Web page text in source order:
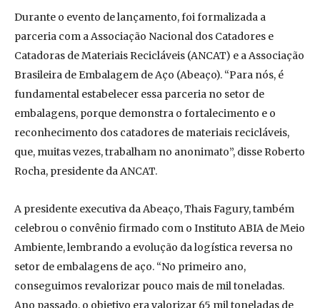
Durante o evento de lançamento, foi formalizada a
parceria com a Associação Nacional dos Catadores e
Catadoras de Materiais Recicláveis (ANCAT) e a Associação
Brasileira de Embalagem de Aço (Abeaço). “Para nós, é
fundamental estabelecer essa parceria no setor de
embalagens, porque demonstra o fortalecimento e o
reconhecimento dos catadores de materiais recicláveis,
que, muitas vezes, trabalham no anonimato”, disse Roberto
Rocha, presidente da ANCAT.
A presidente executiva da Abeaço, Thais Fagury, também
celebrou o convênio firmado com o Instituto ABIA de Meio
Ambiente, lembrando a evolução da logística reversa no
setor de embalagens de aço. “No primeiro ano,
conseguimos revalorizar pouco mais de mil toneladas.
Ano passado, o objetivo era valorizar 65 mil toneladas de